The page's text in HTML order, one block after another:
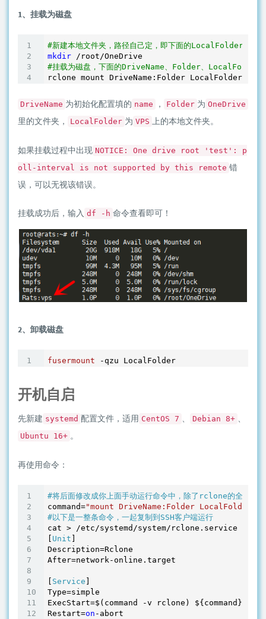
1、挂载为磁盘
#新建本地文件夹，路径自己定，即下面的LocalFolder
mkdir
#挂载为磁盘，下面的DriveName、Folder、LocalFolder参
rclone mount DriveName:Folder LocalFolder --
DriveName 为初始化配置填的 name ， Folder 为 OneDrive
里的文件夹， LocalFolder 为 VPS 上的本地文件夹。
如果挂载过程中出现 NOTICE: One drive root 'test': p
oll-interval is not supported by this remote 错
误，可以无视该错误。
挂载成功后，输入 df -h 命令查看即可！
2、卸载磁盘
fusermount
开机自启
先新建 systemd 配置文件，适用 CentOS 7 、 Debian 8+ 、
Ubuntu 16+ 。
再使用命令：
#将后面修改成你上面手动运行命令中，除了rclone的全部参数
command="mount DriveName:Folder
#以下是一整条命令，一起复制到SSH客户端运行
cat > /etc/systemd/system/rclone.service <<EOF
Unit
Description=Rclone
After=network-online.target
Service
Type=simple
ExecStart=$(command -v rclone) ${command}
Restart=on -abort